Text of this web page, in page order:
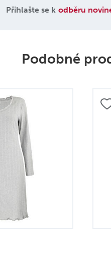
Přihlašte se k odběru
Podobné